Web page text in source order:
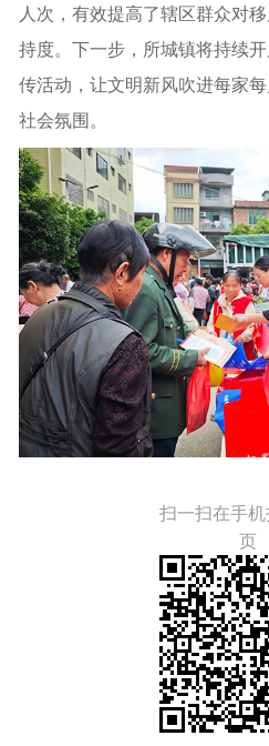
人次，有效提高了辖区群众对
持度。下一步，所城镇将持续
传活动，让文明新风吹进每家
社会氛围。
扫一扫在手
页